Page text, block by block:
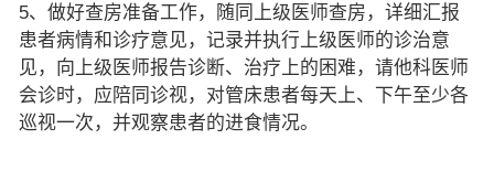
5、做好查房准备工作，随同上级医师查房，详细汇报
患者病情和诊疗意见，记录并执行上级医师的诊治意
见，向上级医师报告诊断、治疗上的困难，请他科医师
会诊时，应陪同诊视，对管床患者每天上、下午至少各
巡视一次，并观察患者的进食情况。